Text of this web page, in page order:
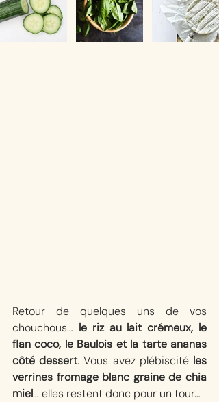
Retour de quelques uns de vos
chouchous… le riz au lait crémeux, le
flan coco, le Baulois et la tarte ananas
côté dessert. Vous avez plébiscité les
verrines fromage blanc graine de chia
miel… elles restent donc pour un tour…